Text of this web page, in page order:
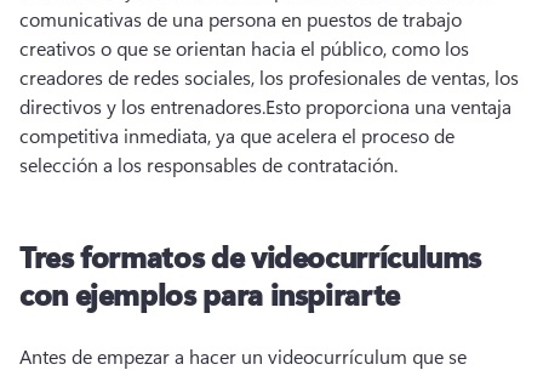
comunicativas de una persona en puestos de trabajo
creativos o que se orientan hacia el público, como los
creadores de redes sociales, los profesionales de ventas, los
directivos y los entrenadores.Esto proporciona una ventaja
competitiva inmediata, ya que acelera el proceso de
selección a los responsables de contratación.
Tres formatos de videocurrículums
con ejemplos para inspirarte
Antes de empezar a hacer un videocurrículum que se